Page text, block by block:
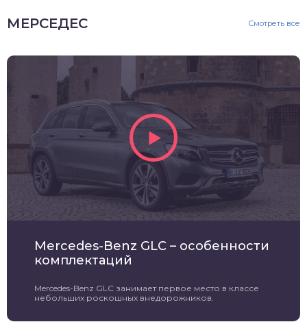
МЕРСЕДЕС Смотреть все
Mercedes-Benz GLC – особенности
комплектаций
Mercedes-Benz GLC занимает первое место в классе
небольших роскошных внедорожников.